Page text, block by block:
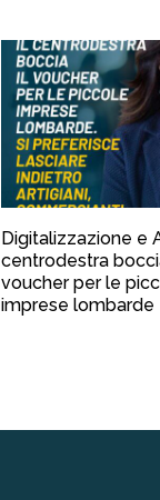
Digitalizzazione e
centrodestra
voucher per le
imprese lombarde